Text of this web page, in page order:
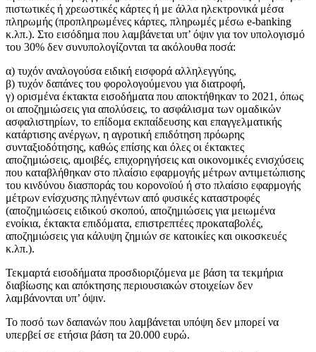
πιστωτικές ή χρεωστικές κάρτες ή με άλλα ηλεκτρονικά μέσα
πληρωμής (προπληρωμένες κάρτες, πληρωμές μέσω e-banking
κ.λπ.). Στο εισόδημα που λαμβάνεται υπ’ όψιν για τον υπολογισμό
του 30% δεν συνυπολογίζονται τα ακόλουθα ποσά:
α) τυχόν αναλογούσα ειδική εισφορά αλληλεγγύης,
β) τυχόν δαπάνες του φορολογούμενου για διατροφή,
γ) ορισμένα έκτακτα εισοδήματα που αποκτήθηκαν το 2021, όπως
οι αποζημιώσεις για απολύσεις, το ασφάλισμα των ομαδικών
ασφαλιστηρίων, το επίδομα εκπαίδευσης και επαγγελματικής
κατάρτισης ανέργων, η αγροτική επιδότηση πρόωρης
συνταξιοδότησης, καθώς επίσης και όλες οι έκτακτες
αποζημιώσεις, αμοιβές, επιχορηγήσεις και οικονομικές ενισχύσεις
που καταβλήθηκαν στο πλαίσιο εφαρμογής μέτρων αντιμετώπισης
του κινδύνου διασποράς του κορονοϊού ή στο πλαίσιο εφαρμογής
μέτρων ενίσχυσης πληγέντων από φυσικές καταστροφές
(αποζημιώσεις ειδικού σκοπού, αποζημιώσεις για μειωμένα
ενοίκια, έκτακτα επιδόματα, επιστρεπτέες προκαταβολές,
αποζημιώσεις για κάλυψη ζημιών σε κατοικίες και οικοσκευές
κ.λπ.).
Τεκμαρτά εισοδήματα προσδιοριζόμενα με βάση τα τεκμήρια
διαβίωσης και απόκτησης περιουσιακών στοιχείων δεν
λαμβάνονται υπ’ όψιν.
Το ποσό των δαπανών που λαμβάνεται υπόψη δεν μπορεί να
υπερβεί σε ετήσια βάση τα 20.000 ευρώ.